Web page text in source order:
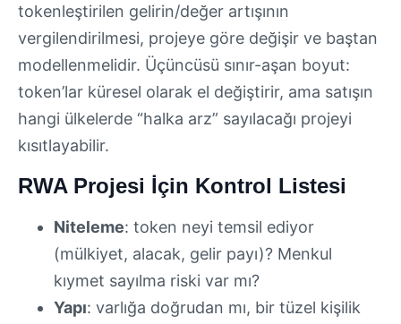
tokenleştirilen gelirin/değer artışının
vergilendirilmesi, projeye göre değişir ve baştan
modellenmelidir. Üçüncüsü sınır-aşan boyut:
token’lar küresel olarak el değiştirir, ama satışın
hangi ülkelerde “halka arz” sayılacağı projeyi
kısıtlayabilir.
RWA Projesi İçin Kontrol Listesi
Niteleme: token neyi temsil ediyor
(mülkiyet, alacak, gelir payı)? Menkul
kıymet sayılma riski var mı?
Yapı: varlığa doğrudan mı, bir tüzel kişilik